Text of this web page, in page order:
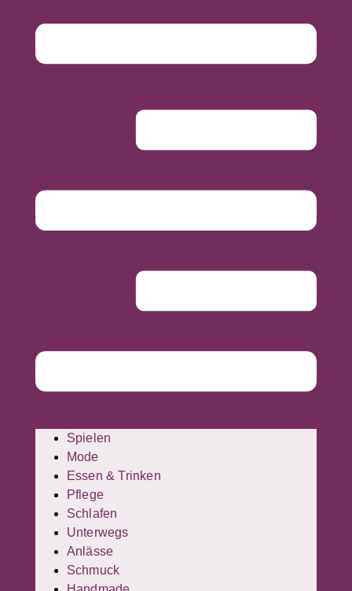
Spielen
Mode
Essen & Trinken
Pflege
Schlafen
Unterwegs
Anlässe
Schmuck